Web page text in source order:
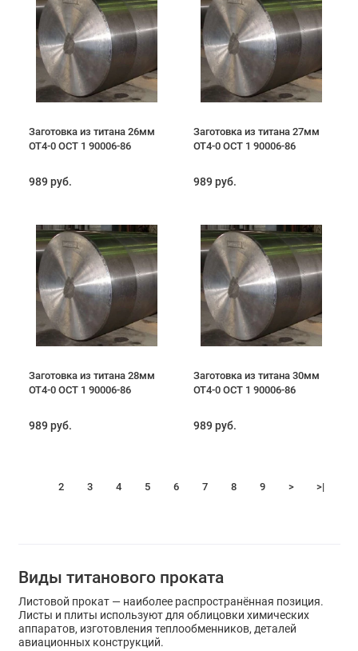
Заготовка из титана 26мм
ОТ4-0 ОСТ 1 90006-86
989 руб.
Заготовка из титана 27мм
ОТ4-0 ОСТ 1 90006-86
989 руб.
Заготовка из титана 28мм
ОТ4-0 ОСТ 1 90006-86
989 руб.
Заготовка из титана 30мм
ОТ4-0 ОСТ 1 90006-86
989 руб.
2 3 4 5 6 7 8 9 > >|
Виды титанового проката
Листовой прокат — наиболее распространённая позиция.
Листы и плиты используют для облицовки химических
аппаратов, изготовления теплообменников, деталей
авиационных конструкций.